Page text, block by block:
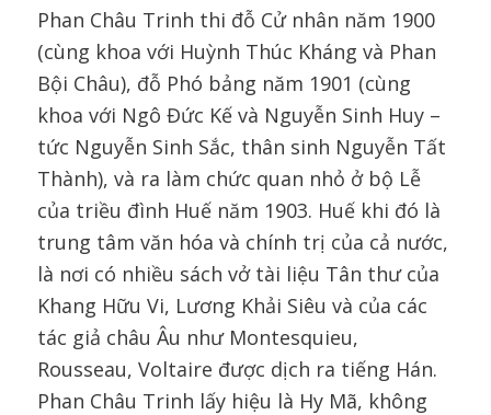
Phan Châu Trinh thi đỗ Cử nhân năm 1900
(cùng khoa với Huỳnh Thúc Kháng và Phan
Bội Châu), đỗ Phó bảng năm 1901 (cùng
khoa với Ngô Đức Kế và Nguyễn Sinh Huy –
tức Nguyễn Sinh Sắc, thân sinh Nguyễn Tất
Thành), và ra làm chức quan nhỏ ở bộ Lễ
của triều đình Huế năm 1903. Huế khi đó là
trung tâm văn hóa và chính trị của cả nước,
là nơi có nhiều sách vở tài liệu Tân thư của
Khang Hữu Vi, Lương Khải Siêu và của các
tác giả châu Âu như Montesquieu,
Rousseau, Voltaire được dịch ra tiếng Hán.
Phan Châu Trinh lấy hiệu là Hy Mã, không